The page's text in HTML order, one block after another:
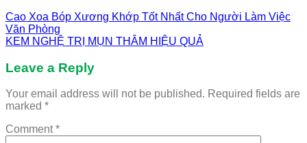
Cao Xoa Bóp Xương Khớp Tốt Nhất Cho Người Làm Việc
Văn Phòng
KEM NGHỆ TRỊ MỤN THÂM HIỆU QUẢ
Leave a Reply
Your email address will not be published. Required fields are
marked *
Comment*